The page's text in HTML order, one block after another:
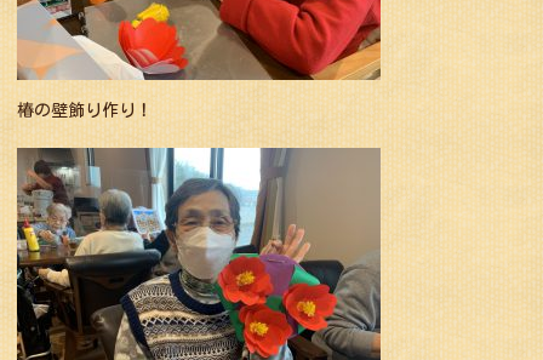
椿の壁飾り作り！